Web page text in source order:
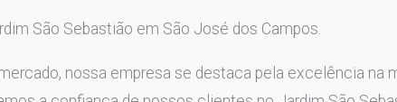
São Sebastião em São José dos Campos.
nossa empresa se destaca pela excelência na